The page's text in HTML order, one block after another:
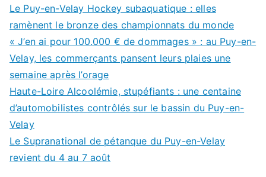
Le Puy-en-Velay Hockey subaquatique : elles
ramènent le bronze des championnats du monde
« J’en ai pour 100.000 € de dommages » : au Puy-en-
Velay, les commerçants pansent leurs plaies une
semaine après l’orage
Haute-Loire Alcoolémie, stupéfiants : une centaine
d’automobilistes contrôlés sur le bassin du Puy-en-
Velay
Le Supranational de pétanque du Puy-en-Velay
revient du 4 au 7 août